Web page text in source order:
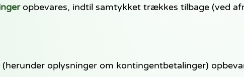
opbevares, indtil samtykket trækkes tilbage (ved
(herunder oplysninger om kontingentbetalinger)